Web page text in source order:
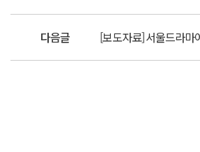
다음글 [보도자료] 서울드라마